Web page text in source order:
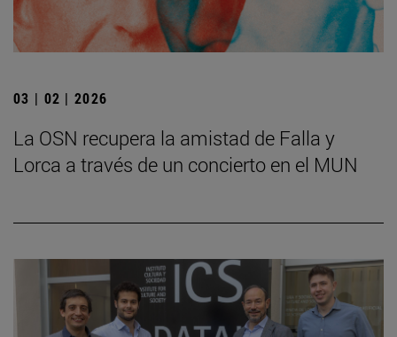
03 | 02 | 2026
La OSN recupera la amistad de Falla y
Lorca a través de un concierto en el MUN